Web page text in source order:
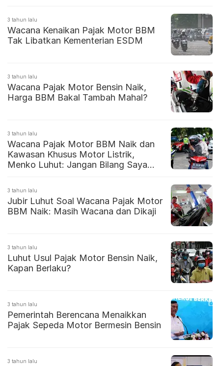
3 tahun lalu
Wacana Kenaikan Pajak Motor BBM
Tak Libatkan Kementerian ESDM
3 tahun lalu
Wacana Pajak Motor Bensin Naik,
Harga BBM Bakal Tambah Mahal?
3 tahun lalu
Wacana Pajak Motor BBM Naik dan
Kawasan Khusus Motor Listrik,
Menko Luhut: Jangan Bilang Saya
3 tahun lalu
Jubir Luhut Soal Wacana Pajak Motor
BBM Naik: Masih Wacana dan Dikaji
3 tahun lalu
Luhut Usul Pajak Motor Bensin Naik,
Kapan Berlaku?
3 tahun lalu
Pemerintah Berencana Menaikkan
Pajak Sepeda Motor Bermesin Bensin
3 tahun lalu